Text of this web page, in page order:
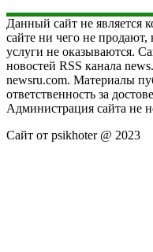
Данный сайт не является
сайте ни чего не
услуги не оказываются.
новостей RSS канала
newsru.com. Материалы
ответственность за
Администрация сайта не
Сайт от psikhoter @ 2023